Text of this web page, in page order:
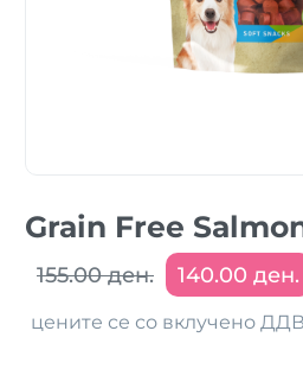
Grain Free
155.00 ден. 140.00 ден.
цените се со вклучено ДДВ